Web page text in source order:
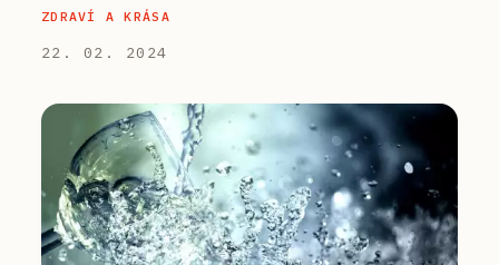
ZDRAVÍ A KRÁSA
22. 02. 2024